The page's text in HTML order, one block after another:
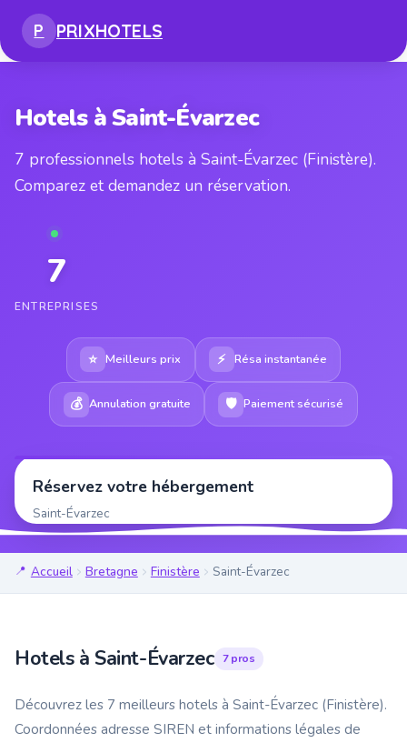
P PRIXHOTELS
Hotels à Saint-Évarzec
7 professionnels hotels à Saint-Évarzec (Finistère).
Comparez et demandez un réservation.
7
ENTREPRISES
⭐ Meilleurs prix ⚡ Résa instantanée
💰 Annulation gratuite 🛡 Paiement sécurisé
Réservez votre hébergement
Saint-Évarzec
Accueil Bretagne Finistère Saint-Évarzec
Hotels à Saint-Évarzec 7 pros
Découvrez les 7 meilleurs hotels à Saint-Évarzec (Finistère).
Coordonnées adresse SIREN et informations légales de